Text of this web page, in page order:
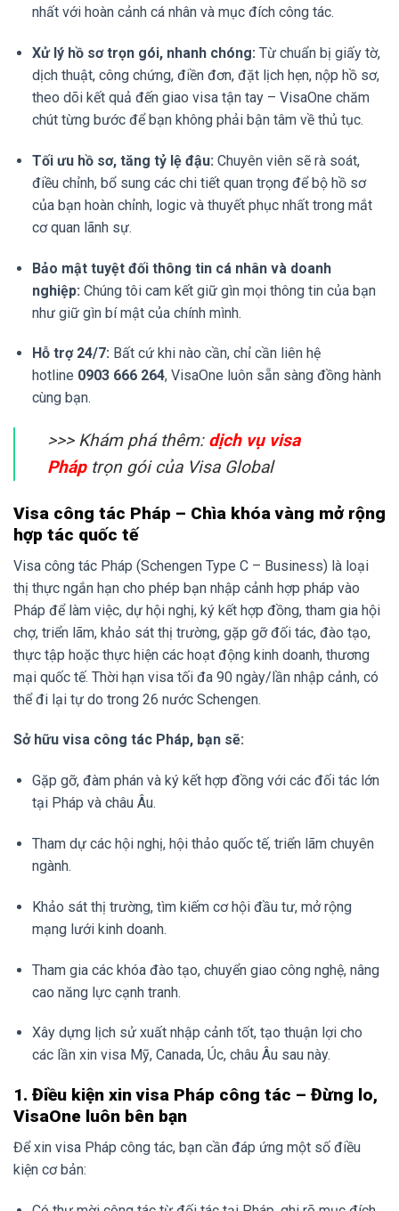
nhất với hoàn cảnh cá nhân và mục đích công tác.
Xử lý hồ sơ trọn gói, nhanh chóng: Từ chuẩn bị giấy tờ,
dịch thuật, công chứng, điền đơn, đặt lịch hẹn, nộp hồ sơ,
theo dõi kết quả đến giao visa tận tay – VisaOne chăm
chút từng bước để bạn không phải bận tâm về thủ tục.
Tối ưu hồ sơ, tăng tỷ lệ đậu: Chuyên viên sẽ rà soát,
điều chỉnh, bổ sung các chi tiết quan trọng để bộ hồ sơ
của bạn hoàn chỉnh, logic và thuyết phục nhất trong mắt
cơ quan lãnh sự.
Bảo mật tuyệt đối thông tin cá nhân và doanh
nghiệp: Chúng tôi cam kết giữ gìn mọi thông tin của bạn
như giữ gìn bí mật của chính mình.
Hỗ trợ 24/7: Bất cứ khi nào cần, chỉ cần liên hệ
hotline 0903 666 264, VisaOne luôn sẵn sàng đồng hành
cùng bạn.
>>> Khám phá thêm: dịch vụ visa
Pháptrọn gói của Visa Global
Visa công tác Pháp – Chìa khóa vàng mở rộng
hợp tác quốc tế
Visa công tác Pháp (Schengen Type C – Business) là loại
thị thực ngắn hạn cho phép bạn nhập cảnh hợp pháp vào
Pháp để làm việc, dự hội nghị, ký kết hợp đồng, tham gia hội
chợ, triển lãm, khảo sát thị trường, gặp gỡ đối tác, đào tạo,
thực tập hoặc thực hiện các hoạt động kinh doanh, thương
mại quốc tế. Thời hạn visa tối đa 90 ngày/lần nhập cảnh, có
thể đi lại tự do trong 26 nước Schengen.
Sở hữu visa công tác Pháp, bạn sẽ:
Gặp gỡ, đàm phán và ký kết hợp đồng với các đối tác lớn
tại Pháp và châu Âu.
Tham dự các hội nghị, hội thảo quốc tế, triển lãm chuyên
ngành.
Khảo sát thị trường, tìm kiếm cơ hội đầu tư, mở rộng
mạng lưới kinh doanh.
Tham gia các khóa đào tạo, chuyển giao công nghệ, nâng
cao năng lực cạnh tranh.
Xây dựng lịch sử xuất nhập cảnh tốt, tạo thuận lợi cho
các lần xin visa Mỹ, Canada, Úc, châu Âu sau này.
1. Điều kiện xin visa Pháp công tác – Đừng lo,
VisaOne luôn bên bạn
Để xin visa Pháp công tác, bạn cần đáp ứng một số điều
kiện cơ bản: